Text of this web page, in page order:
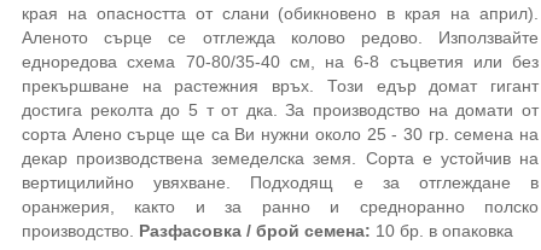
края на опасността от слани (обикновено в края на април).
Аленото сърце се отглежда колово редово. Използвайте
едноредова схема 70-80/35-40 см, на 6-8 съцветия или без
прекършване на растежния връх. Този едър домат гигант
достига реколта до 5 т от дка. За производство на домати от
сорта Алено сърце ще са Ви нужни около 25 - 30 гр. семена на
декар производствена земеделска земя. Сорта е устойчив на
вертицилийно увяхване. Подходящ е за отглеждане в
оранжерия, както и за ранно и средноранно полско
производство. Разфасовка / брой семена: 10 бр. в опаковка